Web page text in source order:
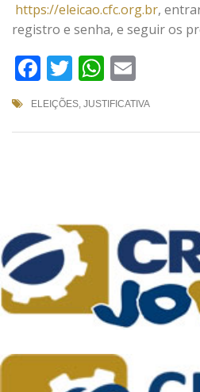
https://eleicao.cfc.org.br,
registro e senha, e seguir os
Facebook
Twitter
ELEIÇÕES, JUSTIFICATIVA